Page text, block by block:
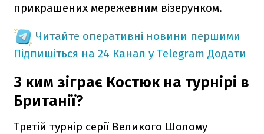
прикрашених мережевним візерунком.
Читайте оперативні новини першими
Підпишіться на 24 Канал у Telegram Додати
З ким зіграє Костюк на турнірі в
Британії?
Третій турнір серії Великого Шолому